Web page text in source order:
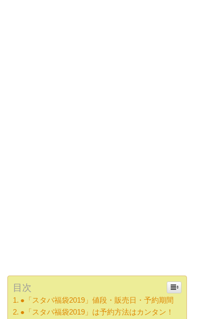
目次
●「スタバ福袋2019」値段・販売日・予約期間
●「スタバ福袋2019」は予約方法はカンタン！